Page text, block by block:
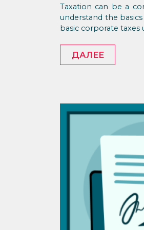
Taxation can be a
understand the
basic corporate taxes
ДАЛЕЕ